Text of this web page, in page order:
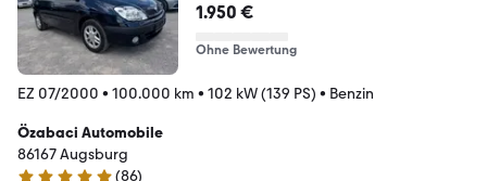
1.950 €
Ohne Bewertung
EZ 07/2000 • 100.000 km • 102 kW (139 PS) • Benzin
Özabaci Automobile
86167 Augsburg
(86)